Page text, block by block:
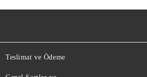
Teslimat ve Ödeme